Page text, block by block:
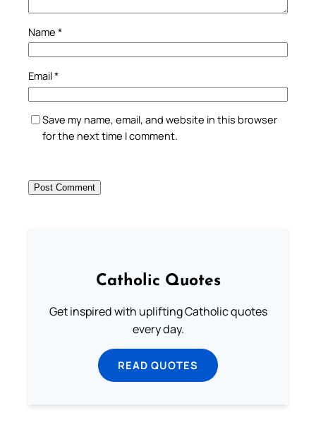
Name *
Email*
Save my name, email, and website in this browser
for the next time I comment.
Catholic Quotes
Get inspired with uplifting Catholic quotes
every day.
READ QUOTES